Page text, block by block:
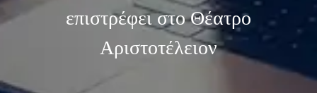
επιστρέφει στο Θέατρο
Αριστοτέλειον